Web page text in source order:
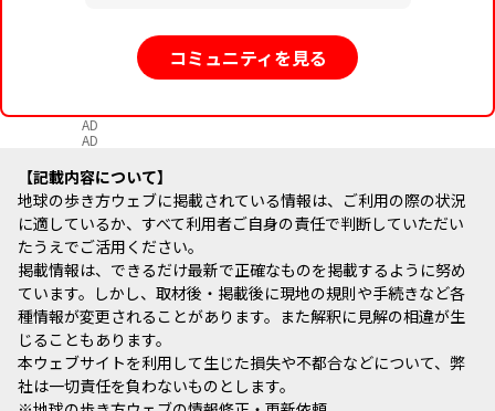
コミュニティを見る
AD
AD
記載内容について
地球の歩き方ウェブに掲載されている情報は、ご利用の際の状況
に適しているか、すべて利用者ご自身の責任で判断していただい
たうえでご活用ください。
掲載情報は、できるだけ最新で正確なものを掲載するように努め
ています。しかし、取材後・掲載後に現地の規則や手続きなど各
種情報が変更されることがあります。また解釈に見解の相違が生
じることもあります。
本ウェブサイトを利用して生じた損失や不都合などについて、弊
社は一切責任を負わないものとします。